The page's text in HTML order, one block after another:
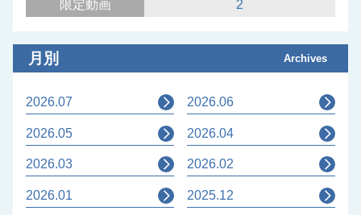
限定動画 2
月別 Archives
2026.07 2026.06
2026.05 2026.04
2026.03 2026.02
2026.01 2025.12